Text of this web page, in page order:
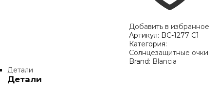
Добавить в избранное
Артикул: BC-1277 C1
Категория:
Солнцезащитные очки
Brand: Blancia
Детали
Детали